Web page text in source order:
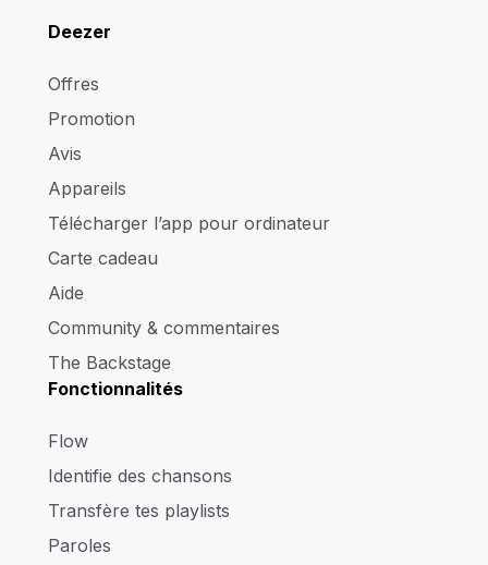
Deezer
Offres
Promotion
Avis
Appareils
Télécharger l’app pour ordinateur
Carte cadeau
Aide
Community & commentaires
The Backstage
Fonctionnalités
Flow
Identifie des chansons
Transfère tes playlists
Paroles